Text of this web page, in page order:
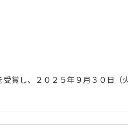
受賞し、２０２５年９月３０日（